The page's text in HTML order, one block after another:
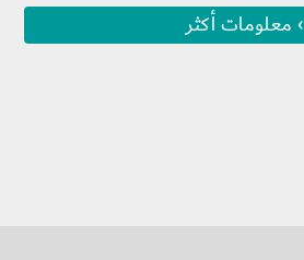
› معلومات أكثر